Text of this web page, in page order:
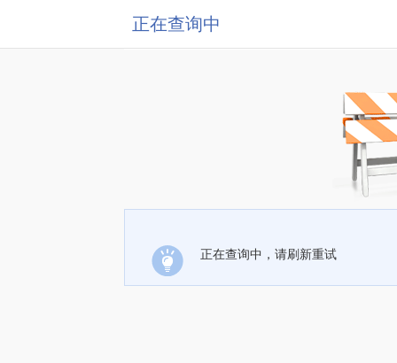
正在查询中
正在查询中，请刷新重试